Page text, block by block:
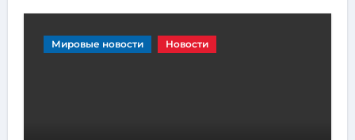
Мировые новости Новости